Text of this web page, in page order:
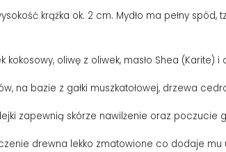
krążka ok. 2 cm. Mydło ma pełny
oliwę z oliwek, masło Shea (Karite) i
na bazie z gałki muszkatołowej, drzewa
zapewnią skórze nawilżenie oraz poczucie
drewna lekko zmatowione co dodaje